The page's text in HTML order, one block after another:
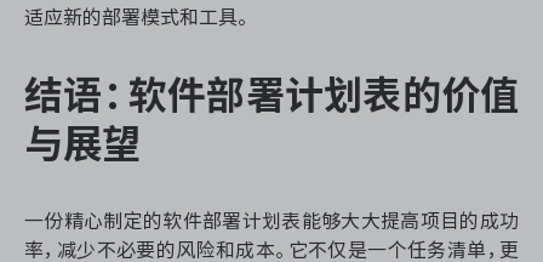
适应新的部署模式和工具。
结语：软件部署计划表的价值
与展望
一份精心制定的软件部署计划表能够大大提高项目的成功
率，减少不必要的风险和成本。它不仅是一个任务清单，更